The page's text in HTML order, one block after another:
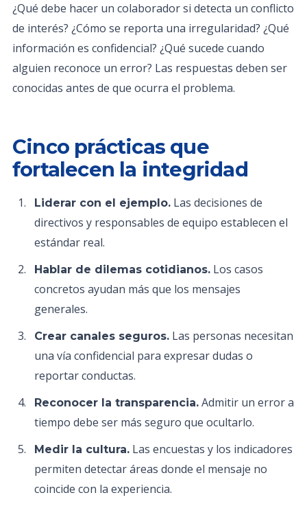
¿Qué debe hacer un colaborador si detecta un conflicto
de interés? ¿Cómo se reporta una irregularidad? ¿Qué
información es confidencial? ¿Qué sucede cuando
alguien reconoce un error? Las respuestas deben ser
conocidas antes de que ocurra el problema.
Cinco prácticas que
fortalecen la integridad
Liderar con el ejemplo. Las decisiones de
directivos y responsables de equipo establecen el
estándar real.
Hablar de dilemas cotidianos. Los casos
concretos ayudan más que los mensajes
generales.
Crear canales seguros. Las personas necesitan
una vía confidencial para expresar dudas o
reportar conductas.
Reconocer la transparencia. Admitir un error a
tiempo debe ser más seguro que ocultarlo.
Medir la cultura. Las encuestas y los indicadores
permiten detectar áreas donde el mensaje no
coincide con la experiencia.